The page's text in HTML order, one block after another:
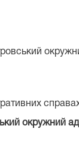
окружний